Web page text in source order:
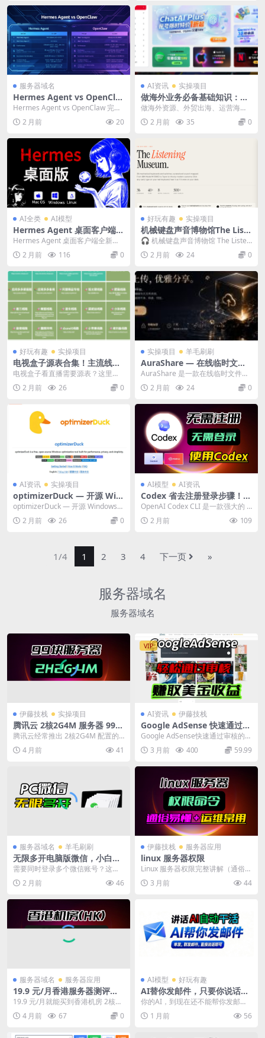
服务器域名
Hermes Agent vs OpenCla
w 完整对比
Hermes Agent vs OpenClaw 完整
对比 两者没有绝对“更好”...
2 月前 20
AI资讯 实操项目
做海外业务必备基础知识：海
外账号注册与使用入门
做海外资源、外贸出海、运营海外
App，都绕不开海外账号这个基础
设施。这篇文章从...
2 月前 35 0
AI全类 AI模型
Hermes Agent 桌面客户端全
新上线！Windows、macO
S、Linux 三系统全覆盖，零
基础新手也能一键轻松使用！
Hermes Agent 桌面客户端全新上
线！Windows、macOS、Lin...
2 月前 116 0
好玩有趣 实操项目
机械键盘声音博物馆The Liste
ning Museum在线试听 40
年经典机械键盘声音，36 款机
型、500 + 音频样本，键盘发
🎧 机械键盘声音博物馆 The Listen
ing Museum 一句话：浏览器...
2 月前 24 0
好玩有趣 实操项目
电视盒子源表合集！主流线路
一键复制，TVBox 通用
电视盒子看直播需要源表？这里整
理了一些主流可用的 TVBox 源，覆
盖电影、电视...
2 月前 26 0
实操项目 羊毛刷刷
AuraShare — 在线临时文件
传输工具（2026），无需注册
AuraShare 是一款在线临时文件传
输工具，无需注册账号，上传文件
生成分享链...
2 月前 24 0
AI资讯 实操项目
optimizerDuck — 开源 Win
dows 系统优化神器（2026
最新）
optimizerDuck — 开源 Windows
系统优化神器（2026 最...
2 月前 26 0
AI模型 AI资讯
Codex 省去注册登录步骤！国
内无障碍使用，搭配 DeepSe
ek Minimax，灵活对接第三
方接口
OpenAI Codex CLI 是一款强大的 A
I 编程助手，但国内用户配置起...
2 月前 109
1/4 1 2 3 4 下一页 »
服务器域名
服务器域名
伊藤技栈 实操项目
腾讯云 2核2G4M 服务器 99
元/年 值不值？实测体验分享
腾讯云经常推出 2核2G4M 配置的
轻量服务器，一年只要99元，这个
价格到底值不...
4 月前 41
VIP
AI资讯 伊藤技栈
Google AdSense 快速通过审
核的实用办法
Google AdSense快速通过审核的终
极办法 1.完善网站板块内容，网站
看...3 月前 400 59.99
服务器域名 羊毛刷刷
无限多开电脑版微信，小白都
能搞定｜无数量限制 · 完全免
需要同时登录多个微信账号？这篇
文章分享几种微信多开的实用方
法。 方法一：命令行多...
2 月前 46
伊藤技栈 服务器应用
linux 服务器权限
Linux 服务器权限完整讲解（通俗易
懂 + 运维常用） 一、核心基础：三
种身份...
3 月前 44
服务器域名 服务器应用
19.9 元/月香港服务器测评：2
核2G15M带宽，跑个人站够用
19.9 元/月就能买到香港机房 2核2
G15M 的服务器？这篇文章实测分
析性价...
4 月前 67 0
AI模型 好玩有趣
AI替你发邮件，只要你说话，
AI就能自动帮你写邮件，发邮
手，说句话就搞定
你的AI，到现在还不能帮你发邮
件？ 我教你一句话搞定。你看清
楚，我只打一行字。 ...
1 月前 56